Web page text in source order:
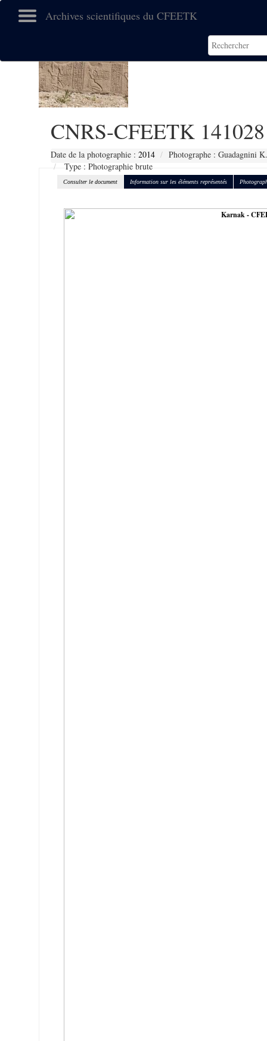
Archives scientifiques du CFEETK
CNRS-CFEETK 141028
Date de la photographie : 2014
Photographe : Guadagnini K.
Type : Photographie brute
Consulter le document Information sur les éléments représentés